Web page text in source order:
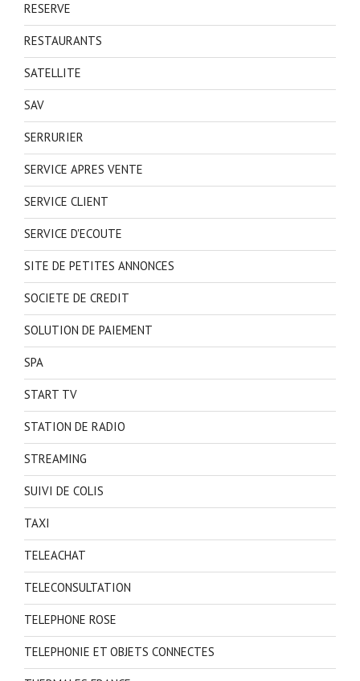
RESERVE
RESTAURANTS
SATELLITE
SAV
SERRURIER
SERVICE APRES VENTE
SERVICE CLIENT
SERVICE D'ECOUTE
SITE DE PETITES ANNONCES
SOCIETE DE CREDIT
SOLUTION DE PAIEMENT
SPA
START TV
STATION DE RADIO
STREAMING
SUIVI DE COLIS
TAXI
TELEACHAT
TELECONSULTATION
TELEPHONE ROSE
TELEPHONIE ET OBJETS CONNECTES